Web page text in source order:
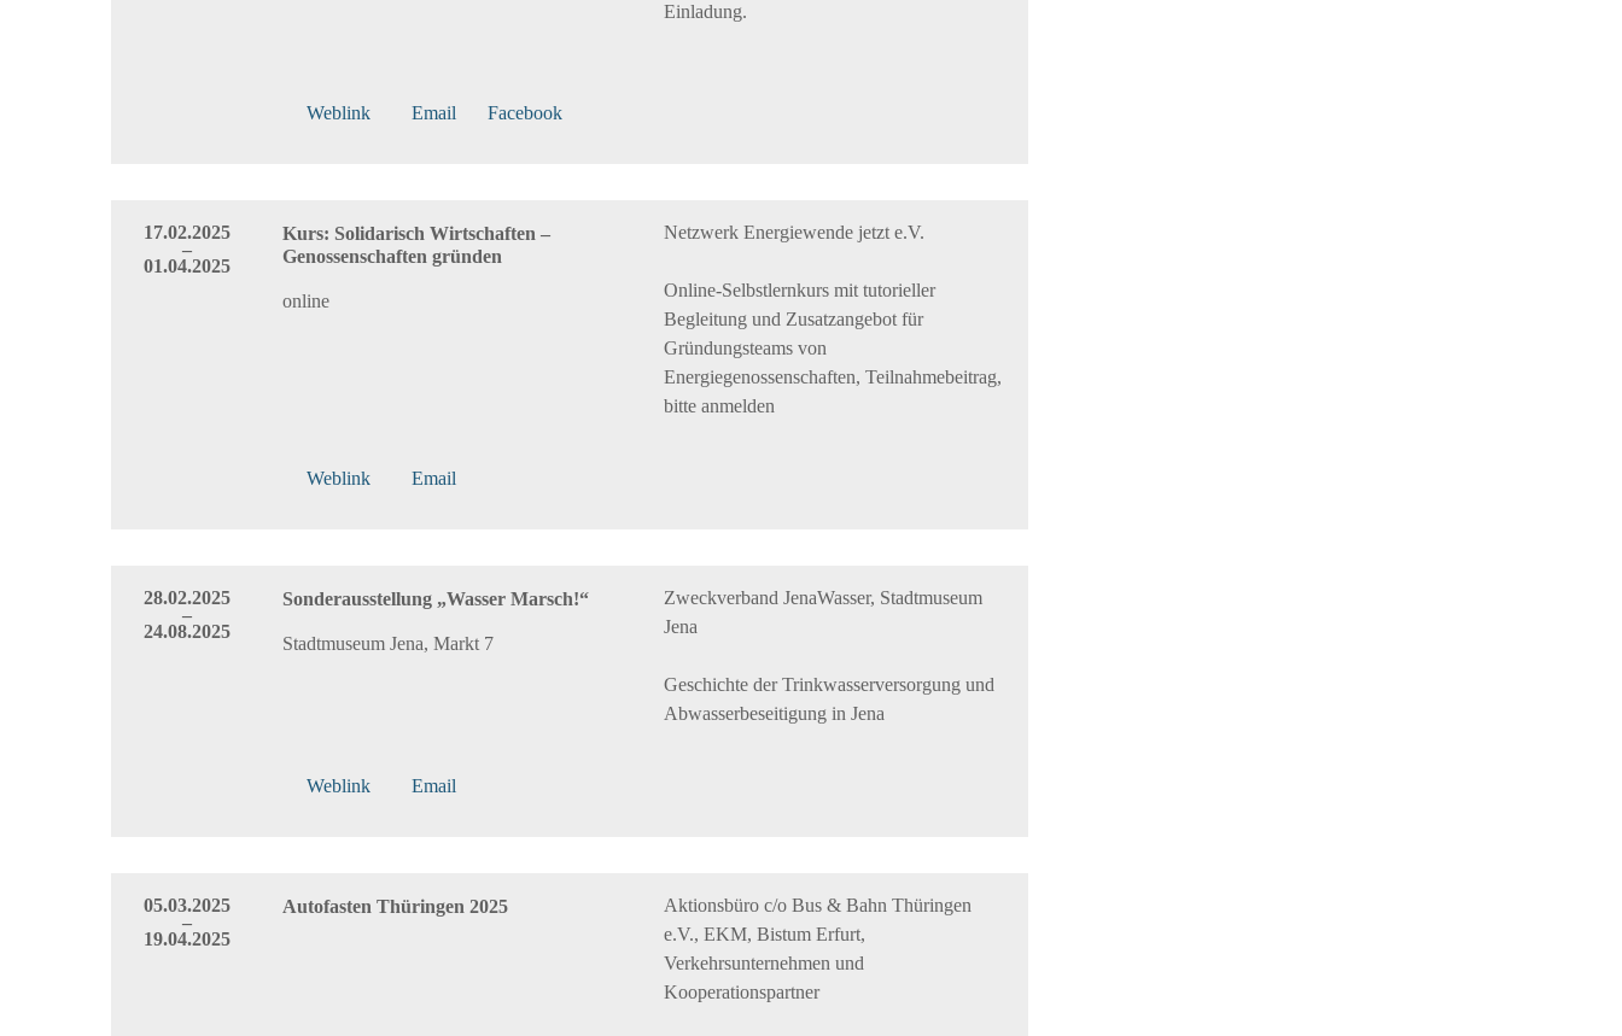
17.02.2025
–
01.04.2025
Kurs: Solidarisch Wirtschaften –
Genossenschaften gründen
online
Netzwerk Energiewende jetzt e.V.
Online-Selbstlernkurs mit tutorieller
Begleitung und Zusatzangebot für
Gründungsteams von
Energiegenossenschaften, Teilnahmebeitrag,
bitte anmelden
Weblink Email
28.02.2025
–
24.08.2025
Sonderausstellung „Wasser Marsch!“
Stadtmuseum Jena, Markt 7
Zweckverband JenaWasser, Stadtmuseum
Jena
Geschichte der Trinkwasserversorgung und
Abwasserbeseitigung in Jena
Weblink Email
05.03.2025
–
19.04.2025
Autofasten Thüringen 2025
Aktionsbüro c/o Bus & Bahn Thüringen
e.V., EKM, Bistum Erfurt,
Verkehrsunternehmen und
Kooperationspartner
Einladung.
Weblink Email Facebook